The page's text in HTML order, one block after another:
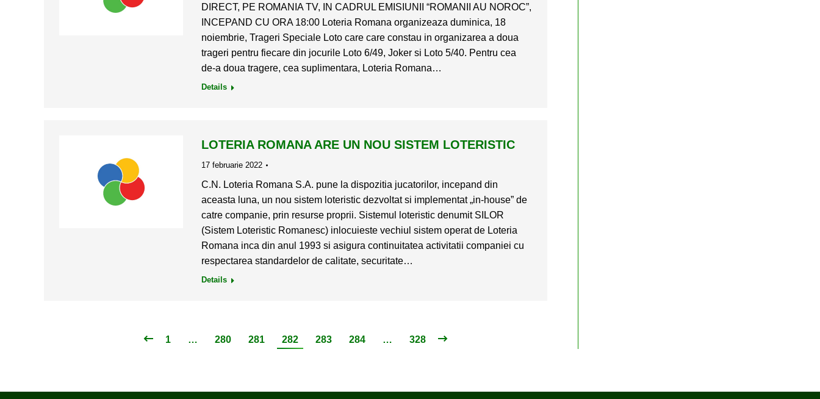
DIRECT, PE ROMANIA TV, IN CADRUL EMISIUNII “ROMANII AU NOROC”,
INCEPAND CU ORA 18:00 Loteria Romana organizeaza duminica, 18
noiembrie, Trageri Speciale Loto care care constau in organizarea a doua
trageri pentru fiecare din jocurile Loto 6/49, Joker si Loto 5/40. Pentru cea
de-a doua tragere, cea suplimentara, Loteria Romana…
Details
LOTERIA ROMANA ARE UN NOU SISTEM LOTERISTIC
17 februarie 2022
C.N. Loteria Romana S.A. pune la dispozitia jucatorilor, incepand din
aceasta luna, un nou sistem loteristic dezvoltat si implementat „in-house” de
catre companie, prin resurse proprii. Sistemul loteristic denumit SILOR
(Sistem Loteristic Romanesc) inlocuieste vechiul sistem operat de Loteria
Romana inca din anul 1993 si asigura continuitatea activitatii companiei cu
respectarea standardelor de calitate, securitate…
Details
1 … 280 281 282 283 284 … 328